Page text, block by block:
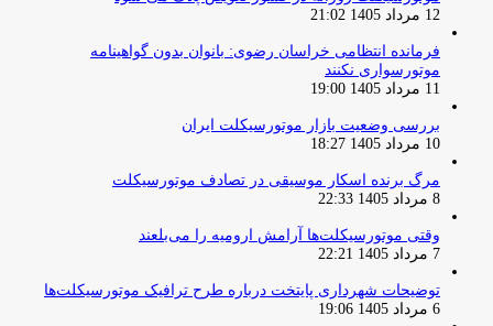
12 مرداد 1405 21:02
فرمانده انتظامی خراسان رضوی: بانوان بدون گواهینامه
موتورسواری نکنند
11 مرداد 1405 19:00
بررسی وضعیت بازار موتورسیکلت ایران
10 مرداد 1405 18:27
مرگ برنده اسکار موسیقی در تصادف موتورسیکلت
8 مرداد 1405 22:33
وقتی موتورسیکلت‌ها آرامش ارومیه را می‌بلعند
7 مرداد 1405 22:21
توضیحات شهرداری پایتخت درباره طرح ترافیک موتورسیکلت‌ها
6 مرداد 1405 19:06